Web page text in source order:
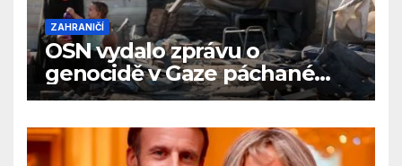
ZAHRANIČÍ
OSN vydalo zprávu o
genocidě v Gaze páchané
Izraelem